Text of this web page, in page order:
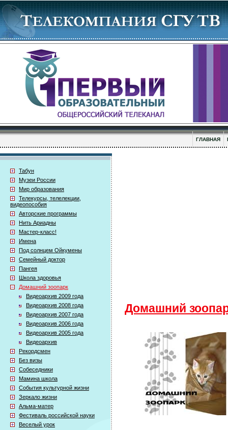
ГЛАВНАЯ
Табун
Музеи России
Мир образования
Телекурсы, телелекции,
видеопособия
Авторские программы
Нить Ариадны
Мастер-класс!
Имена
Под солнцем Ойкумены
Семейный доктор
Пангея
Школа здоровья
Домашний зоопарк
Видеоархив 2009 года
Видеоархив 2008 года
Видеоархив 2007 года
Видеоархив 2006 года
Видеоархив 2005 года
Видеоархив
Рекордсмен
Без визы
Собеседники
Мамина школа
События культурной жизни
Зеркало жизни
Альма-матер
Фестиваль российской науки
Веселый урок
Домашний